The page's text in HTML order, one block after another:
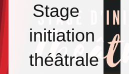
Stage
initiation
théâtrale